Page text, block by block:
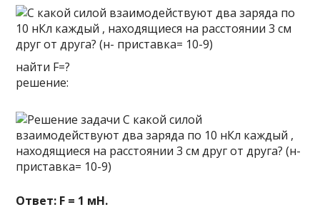
найти F=?
решение:
Ответ: F = 1 мН.